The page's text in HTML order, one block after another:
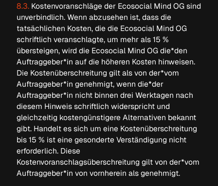
8.3.Kostenvoranschläge der Ecosocial Mind OG sind
unverbindlich. Wenn abzusehen ist, dass die
tatsächlichen Kosten, die die Ecosocial Mind OG
schriftlich veranschlagte, um mehr als 15 %
übersteigen, wird die Ecosocial Mind OG die*den
Auftraggeber*in auf die höheren Kosten hinweisen.
Die Kostenüberschreitung gilt als von der*vom
Auftraggeber*in genehmigt, wenn die*der
Auftraggeber*in nicht binnen drei Werktagen nach
diesem Hinweis schriftlich widerspricht und
gleichzeitig kostengünstigere Alternativen bekannt
gibt. Handelt es sich um eine Kostenüberschreitung
bis 15 % ist eine gesonderte Verständigung nicht
erforderlich. Diese
Kostenvoranschlagsüberschreitung gilt von der*vom
Auftraggeber*in von vornherein als genehmigt.